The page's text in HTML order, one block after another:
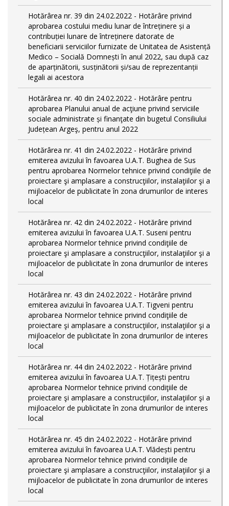
Hotărârea nr. 39 din 24.02.2022 - Hotărâre privind
aprobarea costului mediu lunar de întreținere și a
contribuției lunare de întreținere datorate de
beneficiarii serviciilor furnizate de Unitatea de Asistență
Medico – Socială Domnești în anul 2022, sau după caz
de aparținătorii, susținătorii și/sau de reprezentanții
legali ai acestora
Hotărârea nr. 40 din 24.02.2022 - Hotărâre pentru
aprobarea Planului anual de acţiune privind serviciile
sociale administrate și finanţate din bugetul Consiliului
Județean Argeş, pentru anul 2022
Hotărârea nr. 41 din 24.02.2022 - Hotărâre privind
emiterea avizului în favoarea U.A.T. Bughea de Sus
pentru aprobarea Normelor tehnice privind condiţiile de
proiectare şi amplasare a construcţiilor, instalaţiilor şi a
mijloacelor de publicitate în zona drumurilor de interes
local
Hotărârea nr. 42 din 24.02.2022 - Hotărâre privind
emiterea avizului în favoarea U.A.T. Suseni pentru
aprobarea Normelor tehnice privind condiţiile de
proiectare şi amplasare a construcţiilor, instalaţiilor şi a
mijloacelor de publicitate în zona drumurilor de interes
local
Hotărârea nr. 43 din 24.02.2022 - Hotărâre privind
emiterea avizului în favoarea U.A.T. Tigveni pentru
aprobarea Normelor tehnice privind condiţiile de
proiectare şi amplasare a construcţiilor, instalaţiilor şi a
mijloacelor de publicitate în zona drumurilor de interes
local
Hotărârea nr. 44 din 24.02.2022 - Hotărâre privind
emiterea avizului în favoarea U.A.T. Țițești pentru
aprobarea Normelor tehnice privind condiţiile de
proiectare şi amplasare a construcţiilor, instalaţiilor şi a
mijloacelor de publicitate în zona drumurilor de interes
local
Hotărârea nr. 45 din 24.02.2022 - Hotărâre privind
emiterea avizului în favoarea U.A.T. Vlădești pentru
aprobarea Normelor tehnice privind condiţiile de
proiectare şi amplasare a construcţiilor, instalaţiilor şi a
mijloacelor de publicitate în zona drumurilor de interes
local